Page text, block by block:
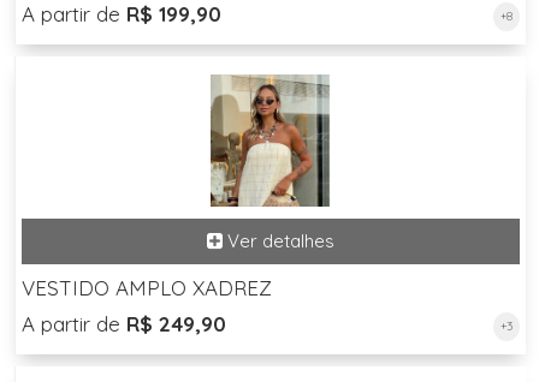
A partir de R$ 199,90 +8
VESTIDO AMPLO XADREZ
A partir de R$ 249,90 +3